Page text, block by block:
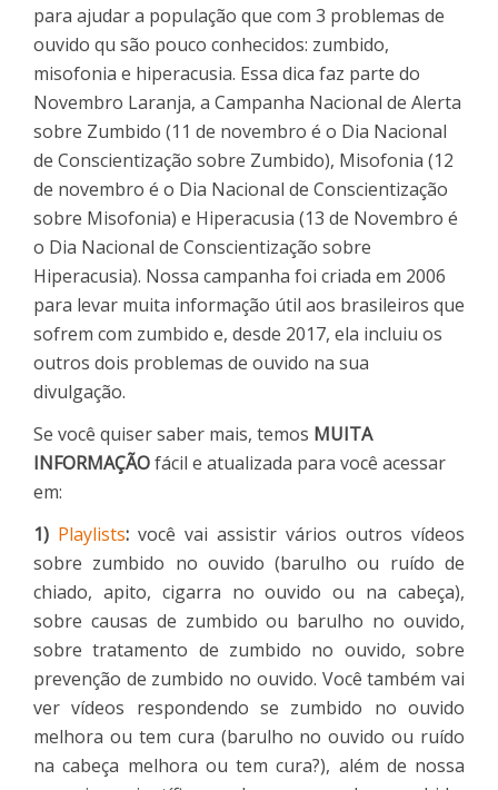
para ajudar a população que com 3 problemas de
ouvido qu são pouco conhecidos: zumbido,
misofonia e hiperacusia. Essa dica faz parte do
Novembro Laranja, a Campanha Nacional de Alerta
sobre Zumbido (11 de novembro é o Dia Nacional
de Conscientização sobre Zumbido), Misofonia (12
de novembro é o Dia Nacional de Conscientização
sobre Misofonia) e Hiperacusia (13 de Novembro é
o Dia Nacional de Conscientização sobre
Hiperacusia). Nossa campanha foi criada em 2006
para levar muita informação útil aos brasileiros que
sofrem com zumbido e, desde 2017, ela incluiu os
outros dois problemas de ouvido na sua
divulgação.
Se você quiser saber mais, temos MUITA
INFORMAÇÃOfácil e atualizada para você acessar
em:
1) Playlists: você vai assistir vários outros vídeos
sobre zumbido no ouvido (barulho ou ruído de
chiado, apito, cigarra no ouvido ou na cabeça),
sobre causas de zumbido ou barulho no ouvido,
sobre tratamento de zumbido no ouvido, sobre
prevenção de zumbido no ouvido. Você também vai
ver vídeos respondendo se zumbido no ouvido
melhora ou tem cura (barulho no ouvido ou ruído
na cabeça melhora ou tem cura?), além de nossa